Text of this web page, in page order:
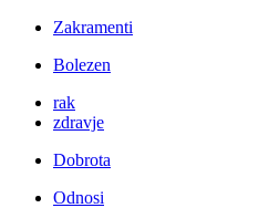
Zakramenti
Bolezen
rak
zdravje
Dobrota
Odnosi